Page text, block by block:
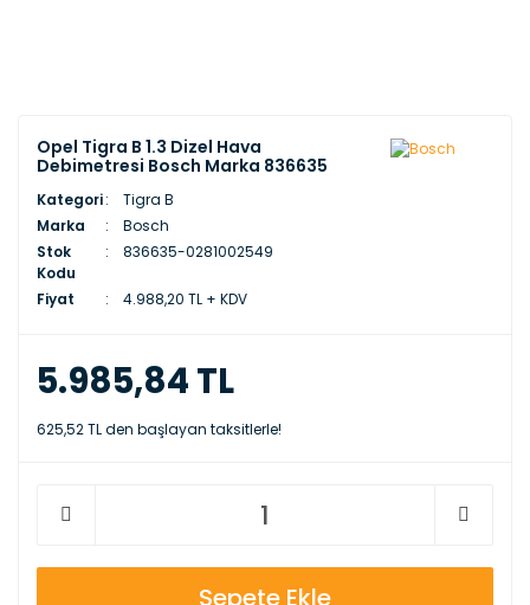
Opel Tigra B 1.3 Dizel Hava
Debimetresi Bosch Marka 836635
Kategori
Tigra B
Marka
Bosch
Stok
Kodu
836635-0281002549
Fiyat 4.988,20 TL + KDV
5.985,84 TL
625,52 TL den başlayan taksitlerle!
Sepete Ekle